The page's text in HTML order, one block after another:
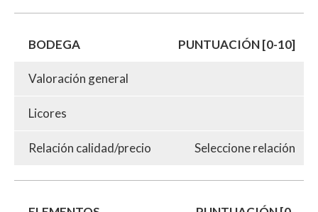
BODEGA PUNTUACIÓN [0-10]
Valoración general
Licores
Relación calidad/precio Seleccione relación